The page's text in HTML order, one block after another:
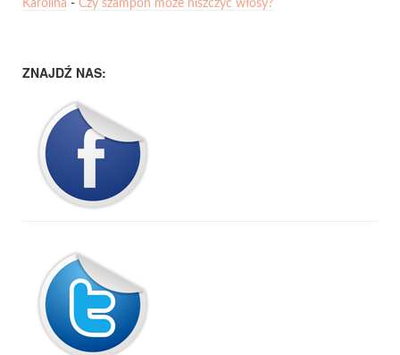
Karolina - Czy szampon może niszczyć włosy?
ZNAJDŹ NAS: